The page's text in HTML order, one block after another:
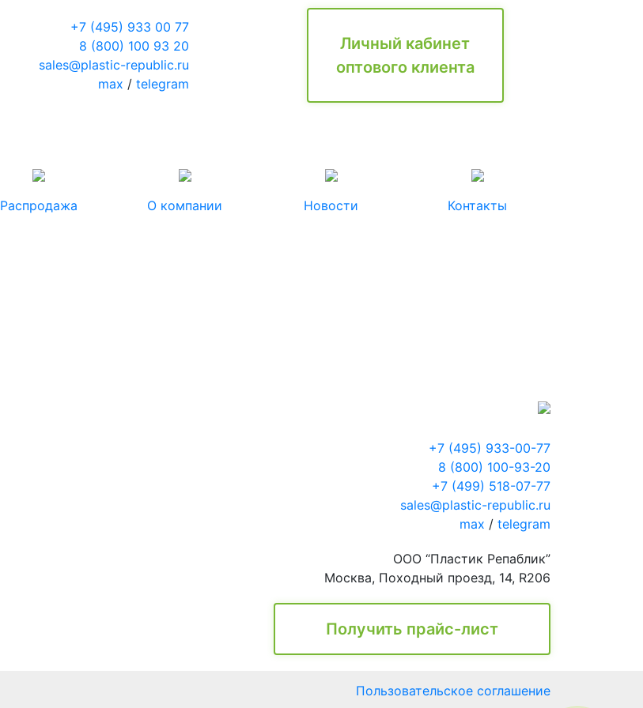
+7 (495) 933 00 77
8 (800) 100 93 20
sales@plastic-republic.ru
max / telegram
Личный кабинет
оптового клиента
Распродажа О компании Новости Контакты
+7 (495) 933-00-77
8 (800) 100-93-20
+7 (499) 518-07-77
sales@plastic-republic.ru
max / telegram
ООО “Пластик Репаблик”
Москва, Походный проезд, 14, R206
Получить прайс-лист
Пользовательское соглашение